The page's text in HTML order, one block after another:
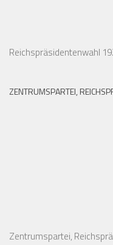
Reichspräsidentenwahl
ZENTRUMSPARTEI,
Zentrumspartei,